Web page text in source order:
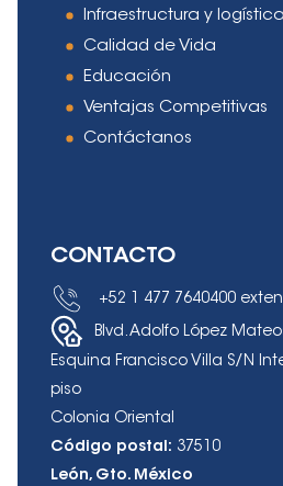
Infraestructura y logística
Calidad de Vida
Educación
Ventajas Competitivas
Contáctanos
CONTACTO
+52 1 477 7640400
Blvd. Adolfo López
Esquina Francisco Villa S/N
piso
Colonia Oriental
Código postal: 37510
León, Gto. México